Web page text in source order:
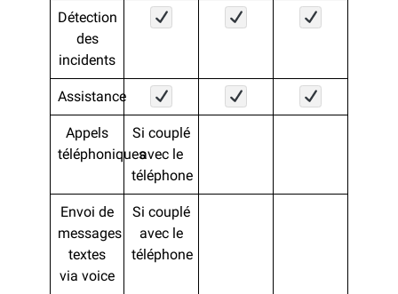
Détection
des
incidents
Assistance
Appels
téléphoniques
Si couplé
avec le
téléphone
Envoi de
messages
textes
via voice
Si couplé
avec le
téléphone